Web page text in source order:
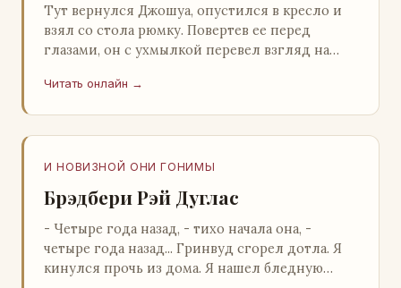
Тут вернулся Джошуа, опустился в кресло и
взял со стола рюмку. Повертев ее перед
глазами, он с ухмылкой перевел взгляд на
видом с…
Читать онлайн →
И НОВИЗНОЙ ОНИ ГОНИМЫ
Брэдбери Рэй Дуглас
- Четыре года назад, - тихо начала она, -
четыре года назад... Гринвуд сгорел дотла. Я
кинулся прочь из дома. Я нашел бледную